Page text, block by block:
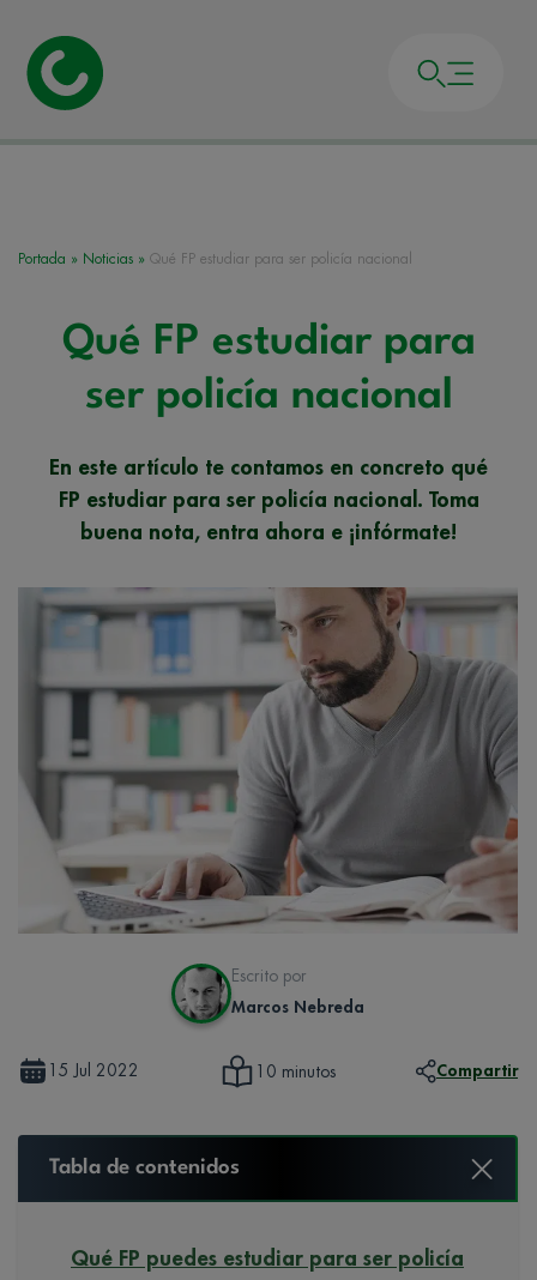
Portada » Noticias » Qué FP estudiar para ser policía nacional
Qué FP estudiar para
ser policía nacional
En este artículo te contamos en concreto qué
FP estudiar para ser policía nacional. Toma
buena nota, entra ahora e ¡infórmate!
Escrito por
Marcos Nebreda
15 Jul 2022 10 minutos Compartir
Tabla de contenidos
Qué FP puedes estudiar para ser policía